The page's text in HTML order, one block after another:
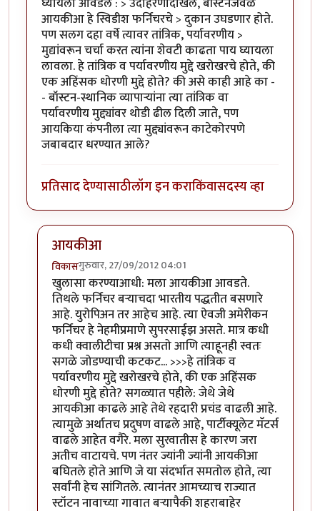
आयकीआ हे स्विडीश फर्निचरचे > दुकान उघडणार होते.
पण सलग दहा वर्षे त्यावर तांत्रिक, पर्यावरणीय >
मुद्यांवरून चर्चा करत त्यांना शेवटी काढता पाय घ्यायला
लावला. हे तांत्रिक व पर्यावरणीय मुद्दे खरोखरचे होते, की
एक अहिंसक धोरणी मुद्दे होते? की असे काही आहे का -
- बॉस्टन-स्थानिक व्यापार्‍यांना त्या तांत्रिक वा
पर्यावरणीय मुद्द्यांवर थोडी ढील दिली जाते, पण
आयकिया कंपनीला त्या मुद्द्यांवरून काटेकोरपणे
जबाबदार धरण्यात आले?
प्रतिसाद देण्यासाठीलॉग इन कराकिंवासदस्य व्हा
आयकीआ
विकासगुरुवार, 27/09/2012 04:01
In reply toचांगला लेखbyधनंजय
खुलासा करण्याआधी: मला आयकीआ आवडते.
तिथले फर्निचर बर्‍याचदा भारतीय पद्धतीत बसणारे
आहे. युरोपिअन तर आहेच आहे. त्या ऐवजी अमेरीकन
फर्निचर हे नेहमीप्रमाणे सुपरसाईझ असते. मात्र कधी
कधी क्वालीटीचा प्रश्न असतो आणि त्याहूनही स्वतः
सगळे जोडण्याची कटकट... >>>हे तांत्रिक व
पर्यावरणीय मुद्दे खरोखरचे होते, की एक अहिंसक
धोरणी मुद्दे होते? सगळ्यात पहीले: जेथे जेथे
आयकीआ काढले आहे तेथे रहदारी प्रचंड वाढली आहे.
त्यामुळे अर्थातच प्रदुषण वाढले आहे, पार्टीक्यूलेट मॅटर्स
वाढले आहेत वगैरे. मला सुरवातीस हे कारण जरा
अतीच वाटायचे. पण नंतर ज्यांनी ज्यांनी आयकीआ
बघितले होते आणि जे या संदर्भात समतोल होते, त्या
सर्वांनी हेच सांगितले. त्यानंतर आमच्याच राज्यात
स्टॉटन नावाच्या गावात बर्‍यापैकी शहराबाहेर